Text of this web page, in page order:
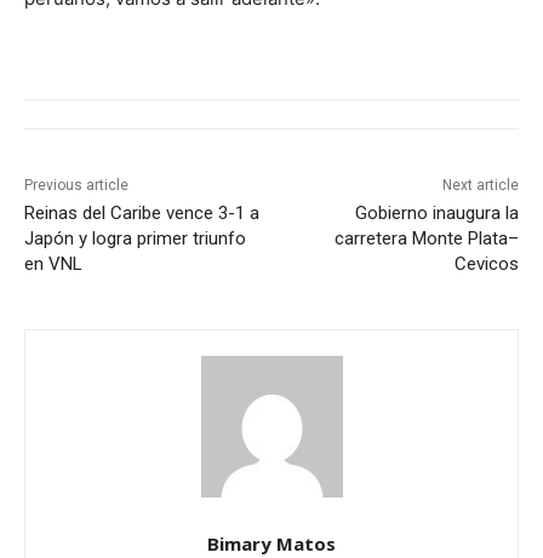
Previous article
Reinas del Caribe vence 3-1 a
Japón y logra primer triunfo
en VNL
Next article
Gobierno inaugura la
carretera Monte Plata–
Cevicos
Bimary Matos